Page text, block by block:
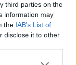
third parties on the
information may
the IAB’s List of
disclose it to other